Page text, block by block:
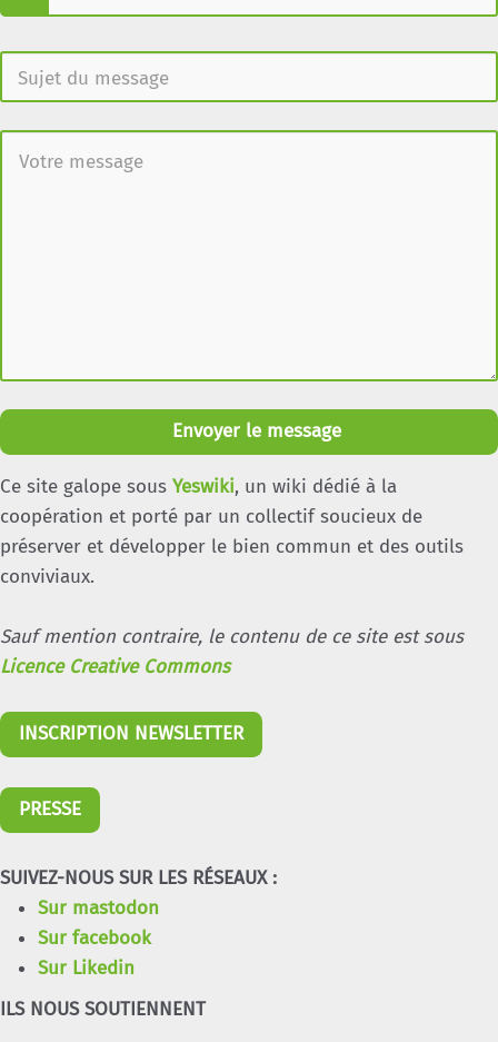
Envoyer le message
Ce site galope sous Yeswiki, un wiki dédié à la
coopération et porté par un collectif soucieux de
préserver et développer le bien commun et des outils
conviviaux.
Sauf mention contraire, le contenu de ce site est sous
Licence Creative Commons
INSCRIPTION NEWSLETTER
PRESSE
SUIVEZ-NOUS SUR LES RÉSEAUX :
Sur mastodon
Sur facebook
Sur Likedin
ILS NOUS SOUTIENNENT